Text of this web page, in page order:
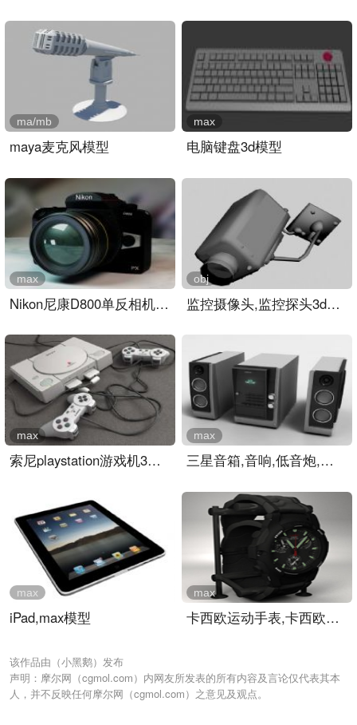
maya麦克风模型
ma/mb
电脑键盘3d模型
max
Nikon尼康D800单反相机3D模..
max
监控摄像头,监控探头3d模型..
obj
索尼playstation游戏机3D模..
max
三星音箱,音响,低音炮,功放..
max
iPad,max模型
max
卡西欧运动手表,卡西欧手表..
max
该作品由（小黑鹅）发布
声明：摩尔网（cgmol.com）内网友所发表的所有内容及言论仅代表其本
人，并不反映任何摩尔网（cgmol.com）之意见及观点。